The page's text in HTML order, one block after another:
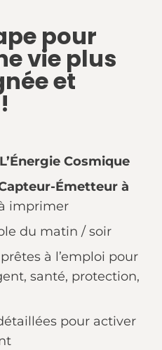
pour
vie plus
et
L’Énergie Cosmique
Émetteur à
imprimer
du matin / soir
à l’emploi pour
santé, protection,
pour activer